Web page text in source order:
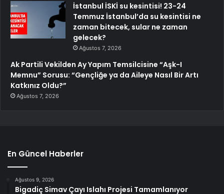
İstanbul İSKİ su kesintisi! 23-24
Temmuz İstanbul’da su kesintisi ne
zaman bitecek, sular ne zaman
gelecek?
Ağustos 7, 2026
Ak Partili Vekilden Ay Yapım Temsilcisine “Aşk-I
Memnu” Sorusu: “Gençliğe ya da Aileye Nasıl Bir Artı
Katkınız Oldu?”
Ağustos 7, 2026
En Güncel Haberler
Ağustos 9, 2026
Bigadiç Simav Çayı Islahı Projesi Tamamlanıyor